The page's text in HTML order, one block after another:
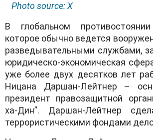
Photo source: X
В глобальном
которое обычно ведется
разведывательными службами,
юридическо-экономическая
уже более двух десятков лет
Ницана Даршан-Лейтнер –
президент правозащитной
ха-Дин”. Даршан-Лейтнер
террористическими фондами